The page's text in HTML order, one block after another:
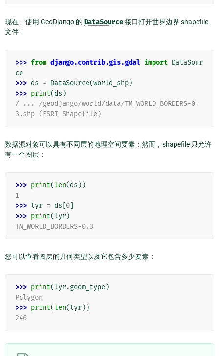
现在，使用 GeoDjango 的 DataSource接口打开世界边界 shapefile
文件：
>>> from django.contrib.gis.gdal import DataSour
ce
>>> ds = DataSource(world_shp)
>>> print(ds )
/ ... /geodjango/world/data/TM_WORLD_BORDERS-0.
3.shp (ESRI Shapefile)
数据源对象可以具有不同层的地理空间要素；然而，shapefile 只允许
有一个图层：
>>> print(len(ds ))
1
>>> lyr = ds 0
>>> print(lyr)
TM_WORLD_BORDERS-0.3
您可以查看图层的几何类型以及它包含多少要素：
>>> print(lyr.geom_type)
Polygon
>>> print(len(lyr))
246